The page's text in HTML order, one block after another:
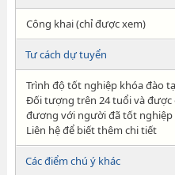
Công khai (chỉ được xem)
Tư cách dự tuyển
Trình độ tốt nghiệp khóa đào
Đối tượng trên 24 tuổi và
đương với người đã tốt nghiệp
Liên hệ để biết thêm chi tiết
Các điểm chú ý khác